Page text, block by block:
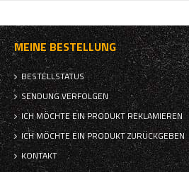
MEINE BESTELLUNG
BESTELLSTATUS
SENDUNG VERFOLGEN
ICH MÖCHTE EIN PRODUKT REKLAMIEREN
ICH MÖCHTE EIN PRODUKT ZURÜCKGEBEN
KONTAKT